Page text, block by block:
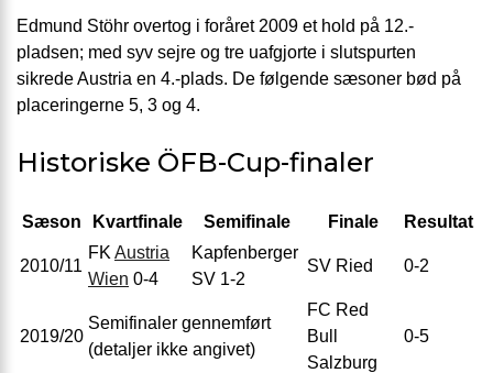
Edmund Stöhr overtog i foråret 2009 et hold på 12.-
pladsen; med syv sejre og tre uafgjorte i slutspurten
sikrede Austria en 4.-plads. De følgende sæsoner bød på
placeringerne 5, 3 og 4.
Historiske ÖFB-Cup-finaler
Sæson Kvartfinale Semifinale Finale Resultat
2010/11
FK Austria
Wien 0-4
Kapfenberger
SV 1-2
SV Ried 0-2
2019/20
Semifinaler gennemført
(detaljer ikke angivet)
FC Red
Bull
Salzburg
0-5